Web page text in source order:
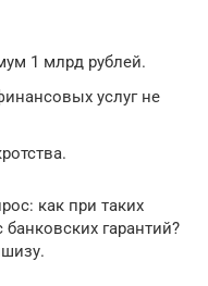
1 млрд рублей.
услуг не
как при таких
гарантий?